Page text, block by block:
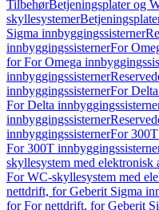
TilbehørBetjeningsplater og
skyllesystemer
Sigma innbyggingssisterner
innbyggingssisternerFor
for For Omega
innbyggingssisterner
innbyggingssisternerFor
For Delta
innbyggingssisterner
innbyggingssisternerFor
For 300T
skyllesystem med
For WC-skyllesystem med
nettdrift, for Geberit Sigma
for For nettdrift, for Geberit